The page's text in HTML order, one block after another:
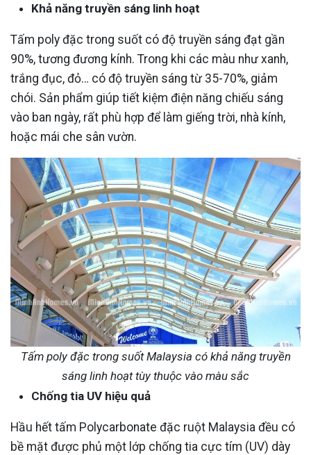
Khả năng truyền sáng linh hoạt
Tấm poly đặc trong suốt có độ truyền sáng đạt gần
90%, tương đương kính. Trong khi các màu như xanh,
trắng đục, đỏ… có độ truyền sáng từ 35-70%, giảm
chói. Sản phẩm giúp tiết kiệm điện năng chiếu sáng
vào ban ngày, rất phù hợp để làm giếng trời, nhà kính,
hoặc mái che sân vườn.
Tấm poly đặc trong suốt Malaysia có khả năng truyền
sáng linh hoạt tùy thuộc vào màu sắc
Chống tia UV hiệu quả
Hầu hết tấm Polycarbonate đặc ruột Malaysia đều có
bề mặt được phủ một lớp chống tia cực tím (UV) dày